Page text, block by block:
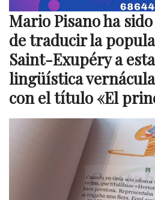
Mario Pisano ha
de traducir la
Saint-Exupéry a
lingüística
con el título «El